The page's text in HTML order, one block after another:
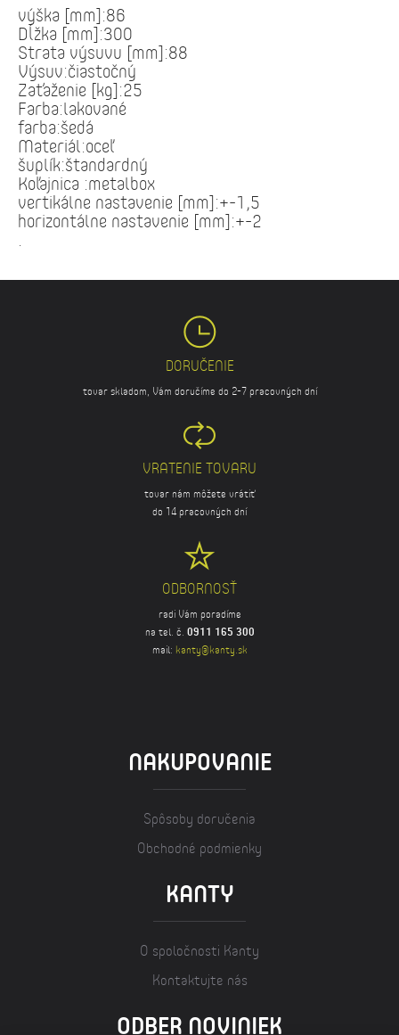
výška [mm]:86
Dĺžka [mm]:300
Strata výsuvu [mm]:88
Výsuv:čiastočný
Zaťaženie [kg]:25
Farba:lakované
farba:šedá
Materiál:oceľ
šuplík:štandardný
Koľajnica :metalbox
vertikálne nastavenie [mm]:+-1,5
horizontálne nastavenie [mm]:+-2
.
DORUČENIE
tovar skladom, Vám doručíme do 2-7 pracovných dní
VRATENIE TOVARU
tovar nám môžete vrátiť
do 14 pracovných dní
ODBORNOSŤ
radi Vám poradíme
na tel. č. 0911 165 300
mail: kanty@kanty.sk
NAKUPOVANIE
Spôsoby doručenia
Obchodné podmienky
KANTY
O spoločnosti Kanty
Kontaktujte nás
ODBER NOVINIEK